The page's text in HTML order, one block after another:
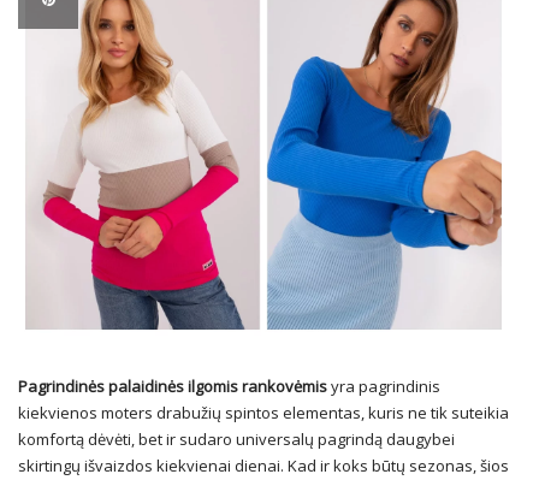
Pagrindinės palaidinės ilgomis rankovėmisyra pagrindinis
kiekvienos moters drabužių spintos elementas, kuris ne tik suteikia
komfortą dėvėti, bet ir sudaro universalų pagrindą daugybei
skirtingų išvaizdos kiekvienai dienai. Kad ir koks būtų sezonas, šios